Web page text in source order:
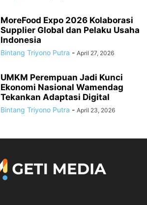
MoreFood Expo 2026 Kolaborasi
Supplier Global dan Pelaku Usaha
Indonesia
Bintang Triyono Putra - April 27, 2026
UMKM Perempuan Jadi Kunci
Ekonomi Nasional Wamendag
Tekankan Adaptasi Digital
Bintang Triyono Putra - April 23, 2026